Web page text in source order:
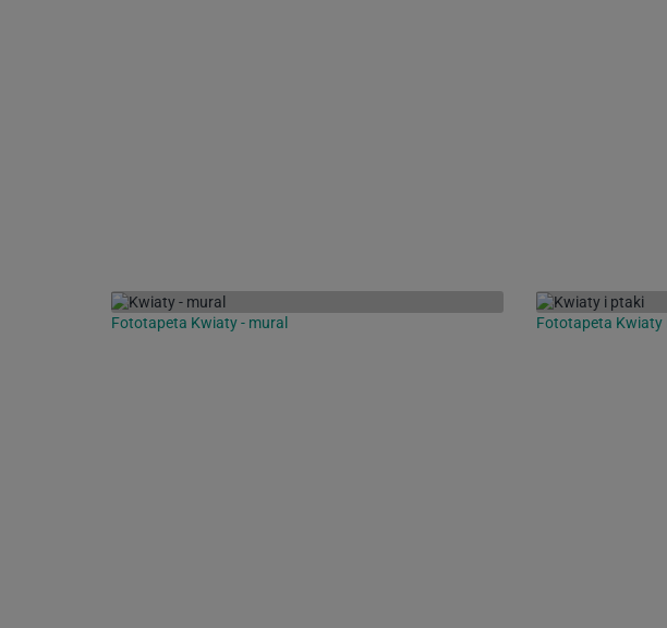
Fototapeta Kwiaty - mural Fototapeta Kwiaty